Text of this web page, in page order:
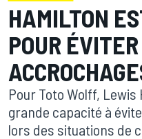
HAMILTON
POUR
Pour Toto Wolff,
grande capacité à
lors des situations de